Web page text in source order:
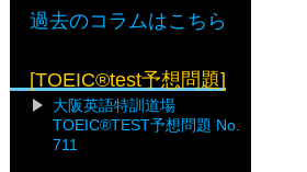
過去のコラムはこちら
[TOEIC®test予想問題]
大阪英語特訓道場
TOEIC®TEST予想問題 No.
711